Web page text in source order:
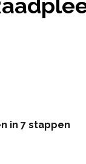
in 7 stappen